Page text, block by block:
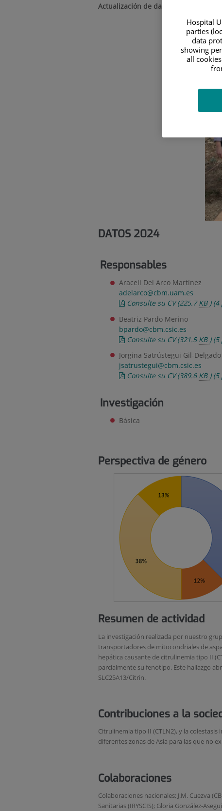
Actualización de datos a 31/12/2024
DATOS 2024
Responsables
Araceli Del Arco Martínez
adelarco@cbm.uam.es
Consulte su CV(225.7KB )(4
Beatriz Pardo Merino
bpardo@cbm.csic.es
Consulte su CV(321.5 KB )(5
Jorgina Satrústegui Gil-Delgado
jsatrustegui@cbm.csic.es
Consulte su CV(389.6 KB )(5
Investigación
Básica
Perspectiva de género
Resumen de actividad
La investigación realizada por nuestro
transportadores de mitocondriales de
hepática causante de citrulinemia tipo II
parcialmente su fenotipo. Este hallazgo
SLC25A13/Citrin.
Contribuciones a la
Citrulinemia tipo II (CTLN2), y la
diferentes zonas de Asia para las que no
Colaboraciones
Colaboraciones nacionales; J.M. Cuezva
Sanitarias (IRYSCIS); Gloria González-
Hospital
parties
data
showing
all